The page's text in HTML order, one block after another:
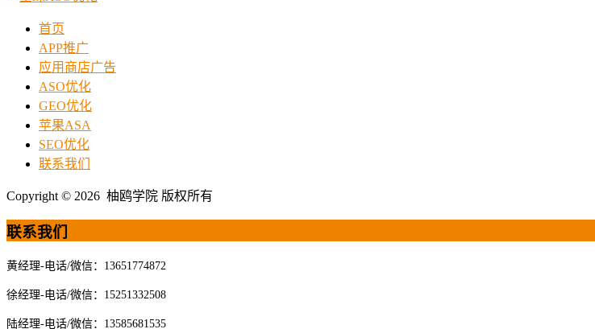
首页
APP推广
应用商店广告
ASO优化
GEO优化
苹果ASA
SEO优化
联系我们
Copyright © 2026 柚鸥学院 版权所有
联系我们
黄经理-电话/微信：13651774872
徐经理-电话/微信：15251332508
陆经理-电话/微信：13585681535